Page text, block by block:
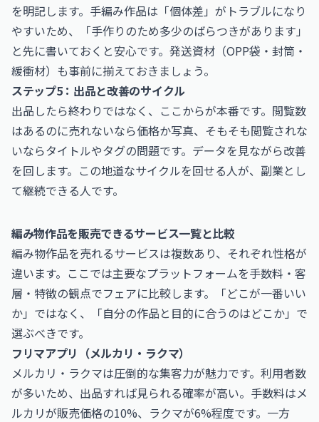
を明記します。手編み作品は「個体差」がトラブルになり
やすいため、「手作りのため多少のばらつきがあります」
と先に書いておくと安心です。発送資材（OPP袋・封筒・
緩衝材）も事前に揃えておきましょう。
ステップ5：出品と改善のサイクル
出品したら終わりではなく、ここからが本番です。閲覧数
はあるのに売れないなら価格か写真、そもそも閲覧されな
いならタイトルやタグの問題です。データを見ながら改善
を回します。この地道なサイクルを回せる人が、副業とし
て継続できる人です。
編み物作品を販売できるサービス一覧と比較
編み物作品を売れるサービスは複数あり、それぞれ性格が
違います。ここでは主要なプラットフォームを手数料・客
層・特徴の観点でフェアに比較します。「どこが一番いい
か」ではなく、「自分の作品と目的に合うのはどこか」で
選ぶべきです。
フリマアプリ（メルカリ・ラクマ）
メルカリ・ラクマは圧倒的な集客力が魅力です。利用者数
が多いため、出品すれば見られる確率が高い。手数料はメ
ルカリが販売価格の10%、ラクマが6%程度です。一方